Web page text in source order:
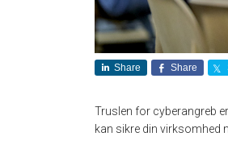
Share Share
Truslen for cyberangreb
kan sikre din virksomhed